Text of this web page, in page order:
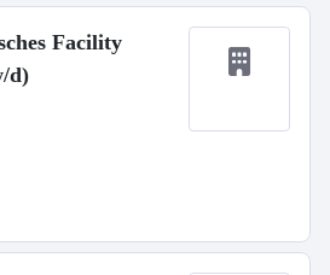
Facility
d)